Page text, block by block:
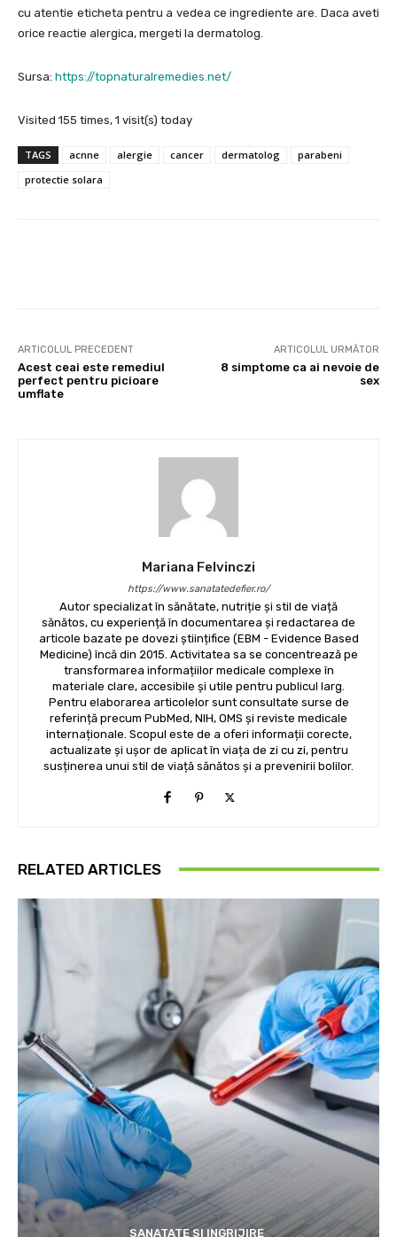
cu atentie eticheta pentru a vedea ce ingrediente are. Daca aveti
orice reactie alergica, mergeti la dermatolog.
Sursa: https://topnaturalremedies.net/
Visited 155 times, 1 visit(s) today
TAGS acnne alergie cancer dermatolog
parabeni
protectie solara
ARTICOLUL PRECEDENT
Acest ceai este remediul
perfect pentru picioare
umflate
ARTICOLUL URMĂTOR
8 simptome ca ai nevoie de
sex
Mariana Felvinczi
https://www.sanatatedefier.ro/
Autor specializat în sănătate, nutriție și stil de viață
sănătos, cu experiență în documentarea și redactarea de
articole bazate pe dovezi științifice (EBM - Evidence Based
Medicine) încă din 2015. Activitatea sa se concentrează pe
transformarea informațiilor medicale complexe în
materiale clare, accesibile și utile pentru publicul larg.
Pentru elaborarea articolelor sunt consultate surse de
referință precum PubMed, NIH, OMS și reviste medicale
internaționale. Scopul este de a oferi informații corecte,
actualizate și ușor de aplicat în viața de zi cu zi, pentru
susținerea unui stil de viață sănătos și a prevenirii bolilor.
RELATED ARTICLES
SANATATE SI INGRIJIRE